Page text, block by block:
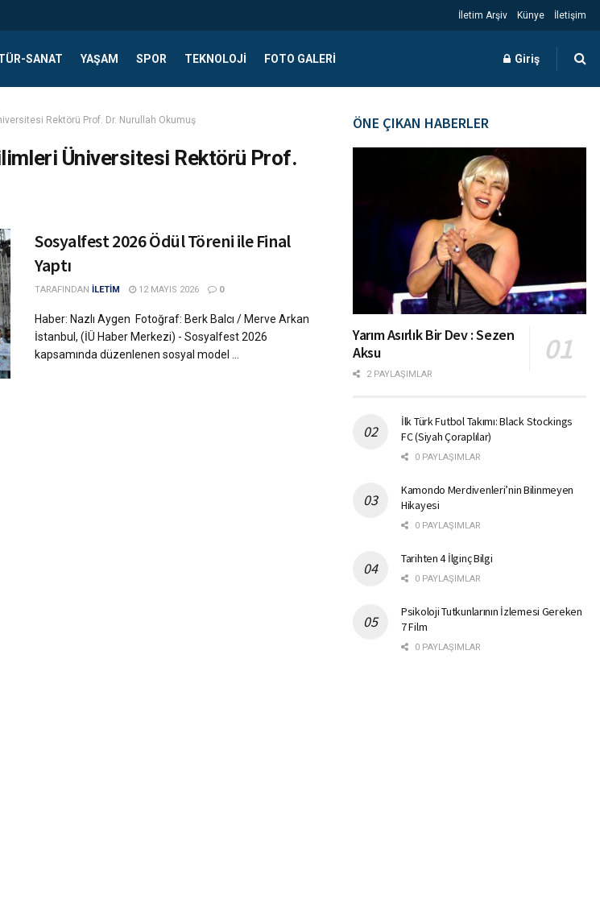
İletim Arşiv Künye İletişim
SANAT YAŞAM SPOR TEKNOLOJI FOTO GALERI Giriş
Rektörü Prof. Dr. Nurullah Okumuş
Üniversitesi Rektörü Prof.
Sosyalfest 2026 Ödül Töreni ile Final
Yaptı
TARAFINDAN İLETİM 12 MAYIS 2026 0
Haber: Nazlı Aygen Fotoğraf: Berk Balcı / Merve Arkan
İstanbul, (İÜ Haber Merkezi) - Sosyalfest 2026
kapsamında düzenlenen sosyal model ...
ÖNE ÇIKAN HABERLER
Yarım Asırlık Bir Dev : Sezen
Aksu
2 PAYLAŞIMLAR
İlk Türk Futbol Takımı: Black Stockings
FC (Siyah Çoraplılar)
0 PAYLAŞIMLAR
Kamondo Merdivenleri’nin Bilinmeyen
Hikayesi
0 PAYLAŞIMLAR
Tarihten 4 İlginç Bilgi
0 PAYLAŞIMLAR
Psikoloji Tutkunlarının İzlemesi Gereken
7 Film
0 PAYLAŞIMLAR